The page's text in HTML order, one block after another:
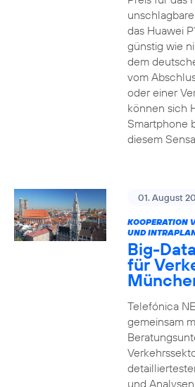
das Huawei
günstig wie
dem
vom
oder einer
können sich
Smartphone
diesem
01. August
KOOPERATION
UND
Big-
für
Telefónica
gemeinsam
und